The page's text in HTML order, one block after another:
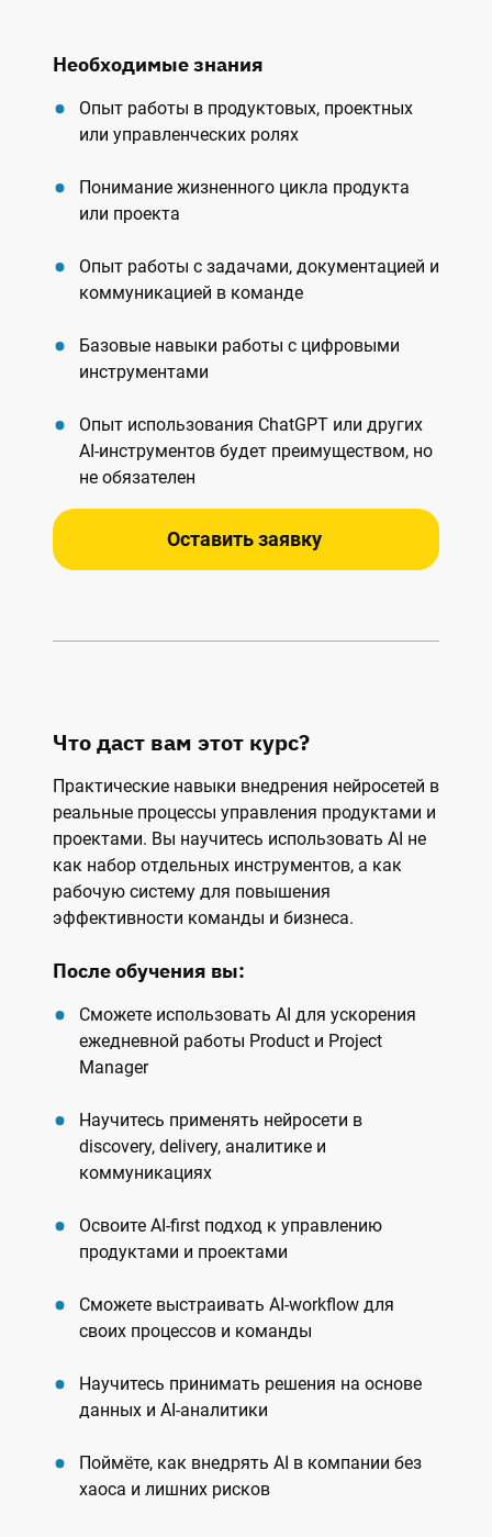
Необходимые знания
Опыт работы в продуктовых, проектных
или управленческих ролях
Понимание жизненного цикла продукта
или проекта
Опыт работы с задачами, документацией и
коммуникацией в команде
Базовые навыки работы с цифровыми
инструментами
Опыт использования ChatGPT или других
AI-инструментов будет преимуществом, но
не обязателен
Оставить заявку
Что даст вам этот курс?
Практические навыки внедрения нейросетей в
реальные процессы управления продуктами и
проектами. Вы научитесь использовать AI не
как набор отдельных инструментов, а как
рабочую систему для повышения
эффективности команды и бизнеса.
После обучения вы:
Сможете использовать AI для ускорения
ежедневной работы Product и Project
Manager
Научитесь применять нейросети в
discovery, delivery, аналитике и
коммуникациях
Освоите AI-first подход к управлению
продуктами и проектами
Сможете выстраивать AI-workflow для
своих процессов и команды
Научитесь принимать решения на основе
данных и AI-аналитики
Поймёте, как внедрять AI в компании без
хаоса и лишних рисков